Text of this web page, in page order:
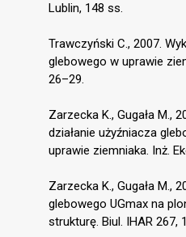
Lublin, 148 ss.
Trawczyński C., 2007.
glebowego w uprawie
26–29.
Zarzecka K., Gugała M.,
działanie użyźniacza
uprawie ziemniaka. Inż.
Zarzecka K., Gugała M.,
glebowego UGmax na
strukturę. Biul. IHAR 267,